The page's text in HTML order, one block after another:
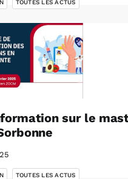
TOUTES LES ACTUS
sur le
,
TOUTES LES ACTUS